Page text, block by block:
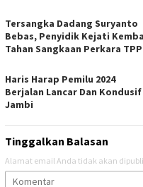
Tersangka Dadang Suryanto
Bebas, Penyidik Kejati
Tahan Sangkaan Perkara
Haris Harap Pemilu 2024
Berjalan Lancar Dan Kondusif
Jambi
Tinggalkan Balasan
Alamat email Anda tidak akan